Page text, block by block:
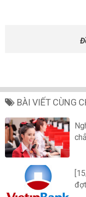
BÀI VIẾT CÙNG